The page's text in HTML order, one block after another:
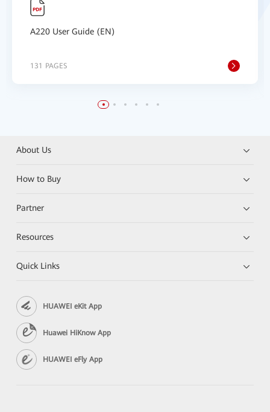
A220 User Guide (EN)
131 PAGES
About Us
How to Buy
Partner
Resources
Quick Links
HUAWEI eKit App
Huawei HiKnow App
HUAWEI eFly App